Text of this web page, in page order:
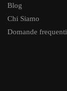
Blog
Chi Siamo
Domande frequenti